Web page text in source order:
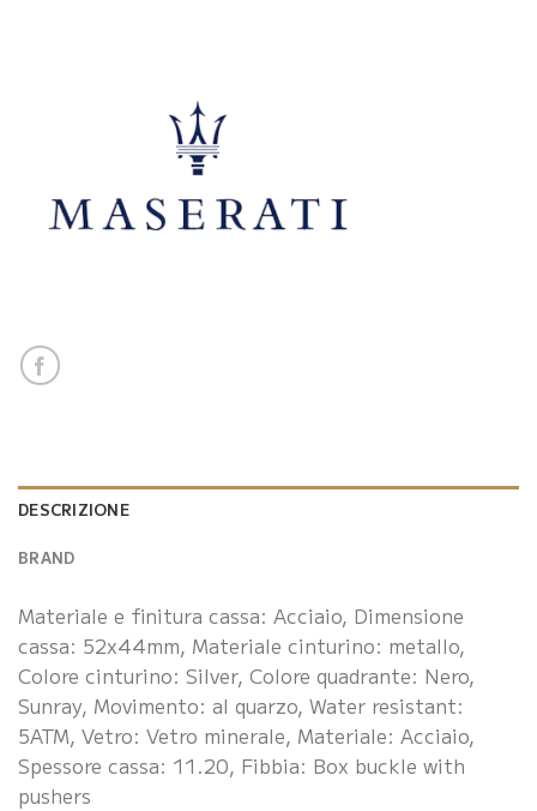
DESCRIZIONE
BRAND
Materiale e finitura cassa: Acciaio, Dimensione
cassa: 52x44mm, Materiale cinturino: metallo,
Colore cinturino: Silver, Colore quadrante: Nero,
Sunray, Movimento: al quarzo, Water resistant:
5ATM, Vetro: Vetro minerale, Materiale: Acciaio,
Spessore cassa: 11.20, Fibbia: Box buckle with
pushers